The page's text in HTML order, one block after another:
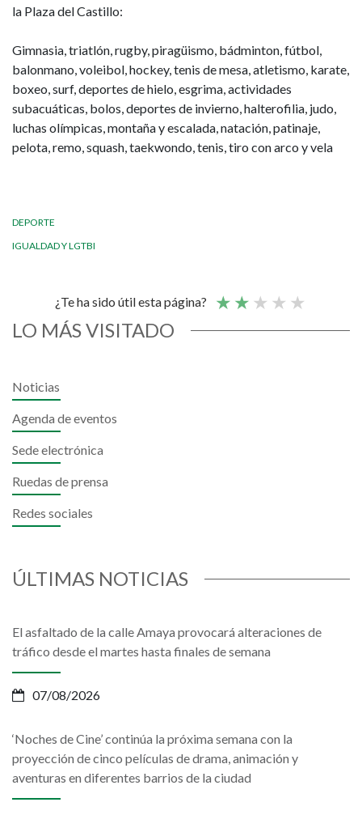
la Plaza del Castillo:
Gimnasia, triatlón, rugby, piragüismo, bádminton, fútbol,
balonmano, voleibol, hockey, tenis de mesa, atletismo, karate,
boxeo, surf, deportes de hielo, esgrima, actividades
subacuáticas, bolos, deportes de invierno, halterofilia, judo,
luchas olímpicas, montaña y escalada, natación, patinaje,
pelota, remo, squash, taekwondo, tenis, tiro con arco y vela
DEPORTE
IGUALDAD Y LGTBI
¿Te ha sido útil esta página?
LO MÁS VISITADO
Noticias
Agenda de eventos
Sede electrónica
Ruedas de prensa
Redes sociales
ÚLTIMAS NOTICIAS
El asfaltado de la calle Amaya provocará alteraciones de
tráfico desde el martes hasta finales de semana
07/08/2026
‘Noches de Cine’ continúa la próxima semana con la
proyección de cinco películas de drama, animación y
aventuras en diferentes barrios de la ciudad